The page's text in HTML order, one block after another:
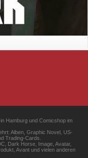
Hamburg und Comicshop im
Alben, Graphic Novel, US-
Trading-Cards.
Dark Horse, Image, Avatar,
Avant und vielen anderen